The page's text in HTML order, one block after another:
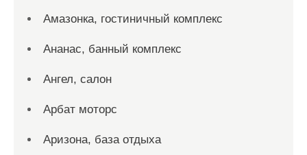
Амазонка, гостиничный комплекс
Ананас, банный комплекс
Ангел, салон
Арбат моторс
Аризона, база отдыха